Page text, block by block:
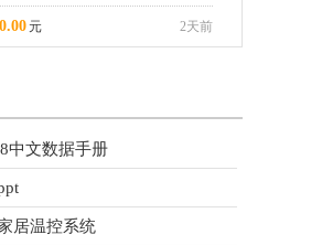
元
2天前
元
元
中文数据手册
居温控系统